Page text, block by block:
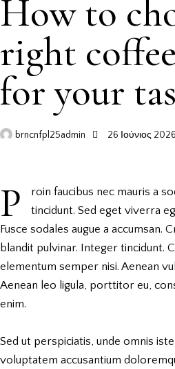
How to
right
for your
brncnfpl25admin 26 Ιούνιος 2026
P
roin faucibus nec mauris a
tincidunt. Sed eget viverra
Fusce sodales augue a accumsan.
blandit pulvinar. Integer tincidunt.
elementum semper nisi. Aenean
Aenean leo ligula, porttitor eu,
enim.
Sed ut perspiciatis, unde omnis
voluptatem accusantium